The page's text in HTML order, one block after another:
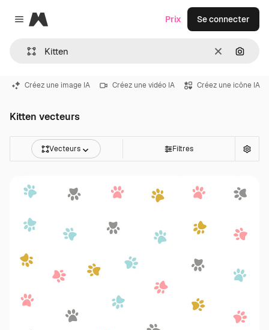
Close menu
Magnific
Effacer
Prix Se connecter
Créez une image IA Créez une vidéo IA Créez une icône IA
Kitten vecteurs
Vecteurs Filtres